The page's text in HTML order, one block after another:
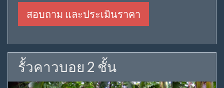
สอบถาม และประเมินราคา
รั้วคาวบอย 2 ชั้น